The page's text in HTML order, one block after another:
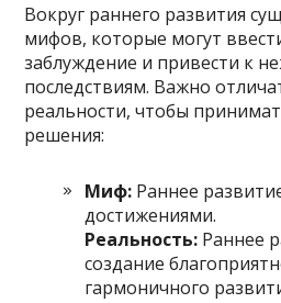
Вокруг раннего развития
мифов, которые могут
заблуждение и привести к
последствиям. Важно
реальности, чтобы
решения:
Миф: Раннее
достижениями.
Реальность: Раннее
создание
гармоничного